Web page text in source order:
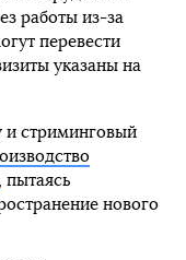
работы из-за
перевести
указаны на
и стриминговый
пытаясь
нового